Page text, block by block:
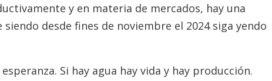
y en materia de mercados, hay una
desde fines de noviembre el 2024 siga yendo
Si hay agua hay vida y hay producción.